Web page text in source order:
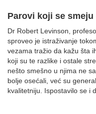
Parovi koji se
Dr Robert Levinson,
sproveo je istraživanje
vezama tražio da kažu šta
koji su te razlike i ostale
nešto smešno u njima ne
bolje osećali, već su
kvalitetniju. Ispostavilo se i